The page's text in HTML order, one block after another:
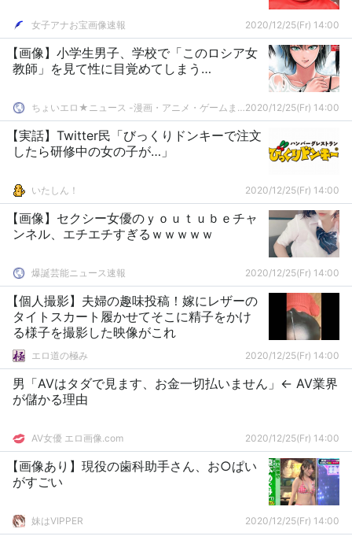
女子アナお宝画像速報 2020/12/25(Fr) 14:00
【画像】小学生男子、学校で「このロシア女
教師」を見て性に目覚めてしまう…
ちょいエロ★ニュース -漫画・アニメ・ゲームまとめ-2020/12/25(Fr) 14:00
【実話】Twitter民「びっくりドンキーで注文
したら研修中の女の子が…」
いたしん！ 2020/12/25(Fr) 14:00
【画像】セクシー女優のｙｏｕｔｕｂｅチャ
ンネル、エチエチすぎるｗｗｗｗｗ
爆誕芸能ニュース速報 2020/12/25(Fr) 14:00
【個人撮影】夫婦の趣味投稿！嫁にレザーの
タイトスカート履かせてそこに精子をかけ
る様子を撮影した映像がこれ
エロ道の極み 2020/12/25(Fr) 14:00
男「AVはタダで見ます、お金一切払いません」← AV業界
が儲かる理由
AV女優 エロ画像.com 2020/12/25(Fr) 14:00
【画像あり】現役の歯科助手さん、お○ぱい
がすごい
妹はVIPPER 2020/12/25(Fr) 14:00